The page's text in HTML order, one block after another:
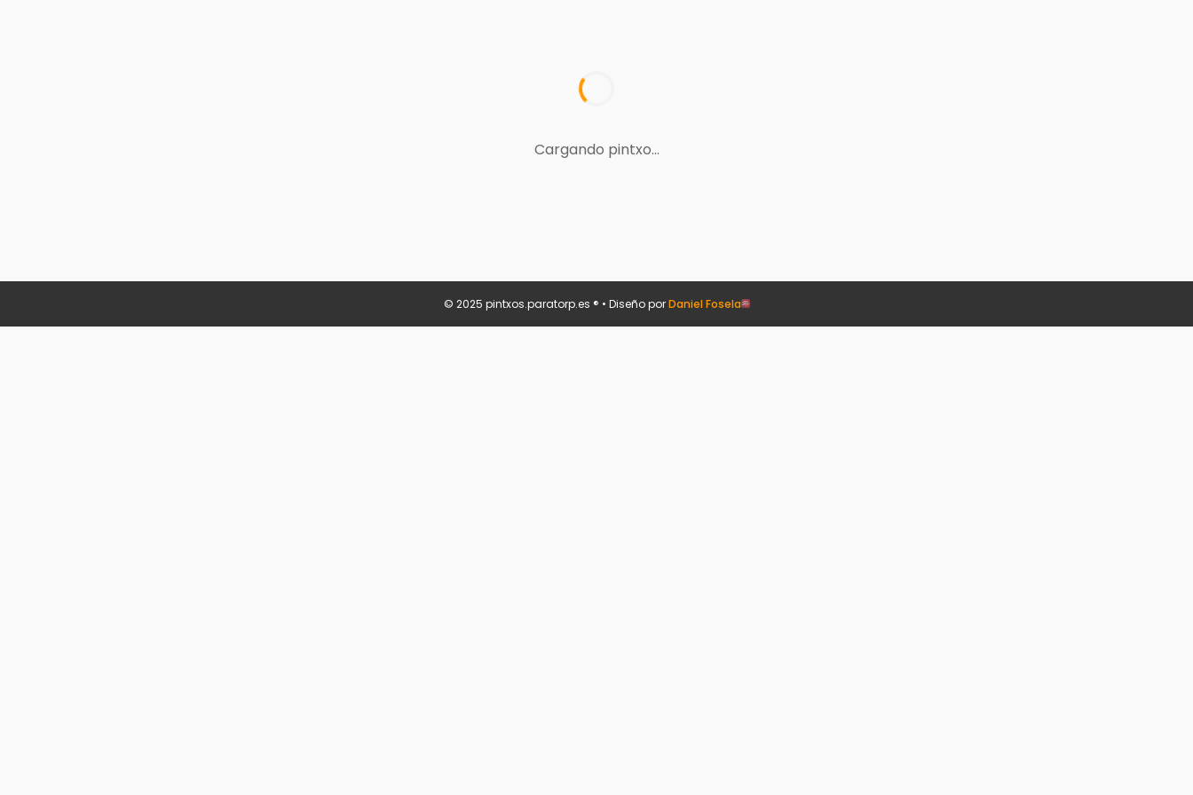
Cargando pintxo...
© 2025 pintxos.paratorp.es ® • Diseño porDaniel Fosela